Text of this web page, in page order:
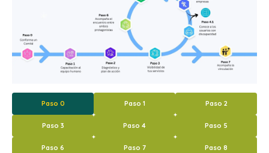
Paso 0 Paso 1 Paso 2
Paso 3 Paso 4 Paso 5
Paso 6 Paso 7 Paso 8